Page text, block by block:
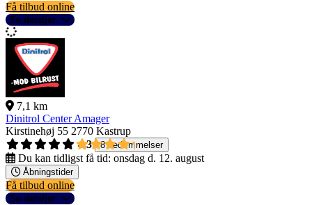
Få tilbud online
Se detaljer
7,1 km
Dinitrol Center Amager
Kirstinehøj 55 2770 Kastrup
4,3
8 bedømmelser
Du kan tidligst få tid: onsdag d. 12. august
Åbningstider
Få tilbud online
Se detaljer